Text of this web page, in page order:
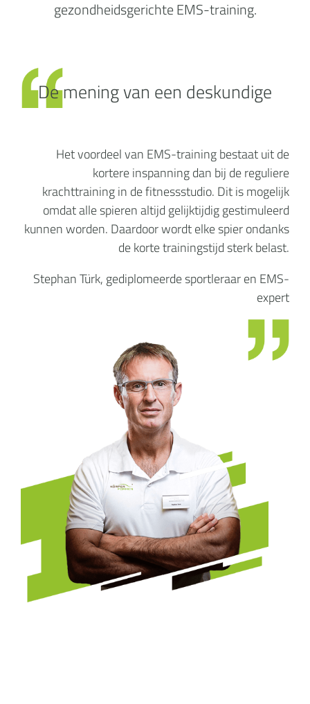
gezondheidsgerichte EMS-training.
Het voordeel van EMS-training bestaat uit de
kortere inspanning dan bij de reguliere
krachttraining in de fitnessstudio. Dit is mogelijk
omdat alle spieren altijd gelijktijdig gestimuleerd
kunnen worden. Daardoor wordt elke spier ondanks
de korte trainingstijd sterk belast.
Stephan Türk, gediplomeerde sportleraar en EMS-
expert
De mening van een deskundige